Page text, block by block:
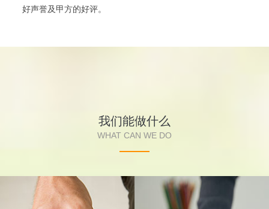
好声誉及甲方的好评。
我们能做什么
WHAT CAN WE DO